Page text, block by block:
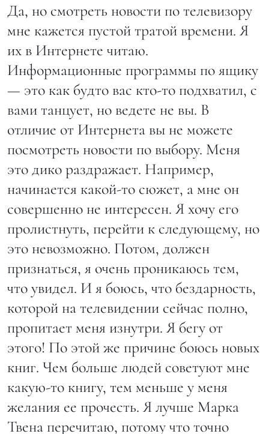
Да, но смотреть новости по телевизору
мне кажется пустой тратой времени. Я
их в Интернете читаю.
Информационные программы по ящику
— это как будто вас кто-то подхватил, с
вами танцует, но ведете не вы. В
отличие от Интернета вы не можете
посмотреть новости по выбору. Меня
это дико раздражает. Например,
начинается какой-то сюжет, а мне он
совершенно не интересен. Я хочу его
пролистнуть, перейти к следующему, но
это невозможно. Потом, должен
признаться, я очень проникаюсь тем,
что увидел. И я боюсь, что бездарность,
которой на телевидении сейчас полно,
пропитает меня изнутри. Я бегу от
этого! По этой же причине боюсь новых
книг. Чем больше людей советуют мне
какую-то книгу, тем меньше у меня
желания ее прочесть. Я лучше Марка
Твена перечитаю, потому что точно